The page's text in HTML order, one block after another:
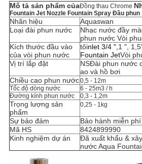
Mô tả sản phẩm củaĐồng thau Chrome
Fountain Jet Nozzle Fountain Spray Đầu phun
Nhãn hiệu
Aquaswan
Loại đài phun nước
Nhạc nước đầy
phun nước Vòi
Kích thước đầu vào
của vòi phun nước
tôinlet 3/4 ",1 ",
Fountain JetVòi
Vị trí lắp đặt
NSĐài phun nước
ao và hồ bơi
Chiều cao phun nước0,5 - 12m
Tốc độ dòng nước
6 - 25m3 / h
Đường kính phun nước
0,3 - 1,2m
Trọng lượng sản
phẩm
0,25 - 1kg
Sự bảo đảm
Bảo hành miễn
Mã HS
8424899990
Kinh nghiệm dự án
Đã xuất khẩu &
nước Aqua